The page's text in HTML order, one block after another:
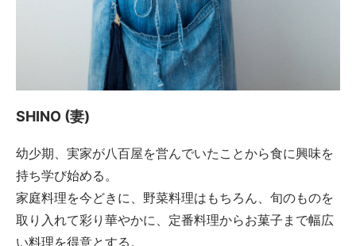
SHINO (妻)
幼少期、実家が八百屋を営んでいたことから食に興味を
持ち学び始める。
家庭料理を今どきに、野菜料理はもちろん、旬のものを
取り入れて彩り華やかに、定番料理からお菓子まで幅広
い料理を得意とする。